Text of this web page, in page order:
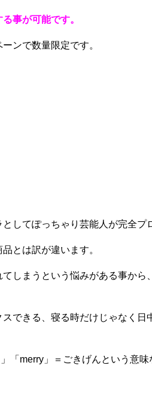
事が可能です。
ンで数量限定です。
してぽっちゃり芸能人が完全プ
とは訳が違います。
しまうという悩みがある事から
できる、寝る時だけじゃなく日
「merry」＝ごきげんという意